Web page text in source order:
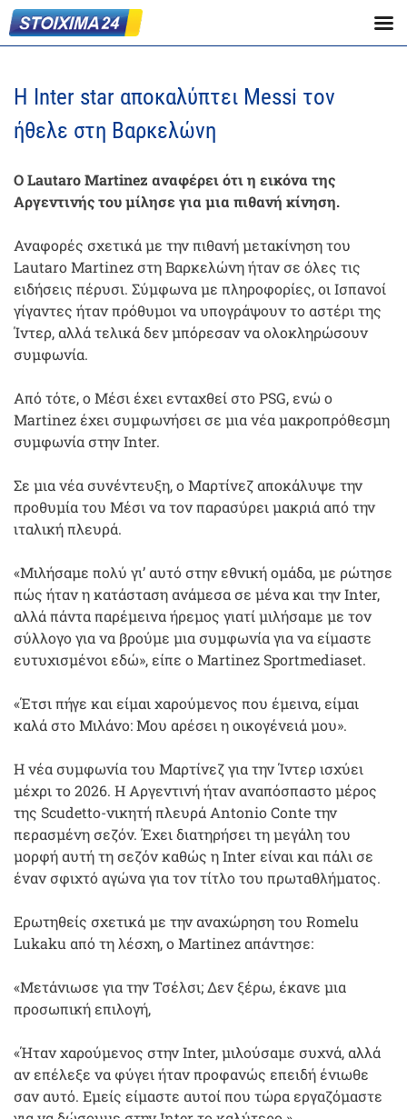
Η Inter star αποκαλύπτει Messi τον
ήθελε στη Βαρκελώνη
Ο Lautaro Martinez αναφέρει ότι η εικόνα της
Αργεντινής του μίλησε για μια πιθανή κίνηση.
Αναφορές σχετικά με την πιθανή μετακίνηση του
Lautaro Martinez στη Βαρκελώνη ήταν σε όλες τις
ειδήσεις πέρυσι. Σύμφωνα με πληροφορίες, οι Ισπανοί
γίγαντες ήταν πρόθυμοι να υπογράψουν το αστέρι της
Ίντερ, αλλά τελικά δεν μπόρεσαν να ολοκληρώσουν
συμφωνία.
Από τότε, ο Μέσι έχει ενταχθεί στο PSG, ενώ ο
Martinez έχει συμφωνήσει σε μια νέα μακροπρόθεσμη
συμφωνία στην Inter.
Σε μια νέα συνέντευξη, ο Μαρτίνεζ αποκάλυψε την
προθυμία του Μέσι να τον παρασύρει μακριά από την
ιταλική πλευρά.
«Μιλήσαμε πολύ γι’ αυτό στην εθνική ομάδα, με ρώτησε
πώς ήταν η κατάσταση ανάμεσα σε μένα και την Inter,
αλλά πάντα παρέμεινα ήρεμος γιατί μιλήσαμε με τον
σύλλογο για να βρούμε μια συμφωνία για να είμαστε
ευτυχισμένοι εδώ», είπε ο Martinez Sportmediaset.
«Έτσι πήγε και είμαι χαρούμενος που έμεινα, είμαι
καλά στο Μιλάνο: Μου αρέσει η οικογένειά μου».
Η νέα συμφωνία του Μαρτίνεζ για την Ίντερ ισχύει
μέχρι το 2026. Η Αργεντινή ήταν αναπόσπαστο μέρος
της Scudetto-νικητή πλευρά Antonio Conte την
περασμένη σεζόν. Έχει διατηρήσει τη μεγάλη του
μορφή αυτή τη σεζόν καθώς η Inter είναι και πάλι σε
έναν σφιχτό αγώνα για τον τίτλο του πρωταθλήματος.
Ερωτηθείς σχετικά με την αναχώρηση του Romelu
Lukaku από τη λέσχη, ο Martinez απάντησε:
«Μετάνιωσε για την Τσέλσι; Δεν ξέρω, έκανε μια
προσωπική επιλογή,
«Ήταν χαρούμενος στην Inter, μιλούσαμε συχνά, αλλά
αν επέλεξε να φύγει ήταν προφανώς επειδή ένιωθε
σαν αυτό. Εμείς είμαστε αυτοί που τώρα εργαζόμαστε